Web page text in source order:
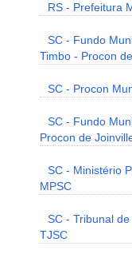
RS - Prefeitura
SC - Fundo
Timbo - Procon
SC - Procon
SC - Fundo
Procon de
SC - Ministério
MPSC
SC - Tribunal
TJSC